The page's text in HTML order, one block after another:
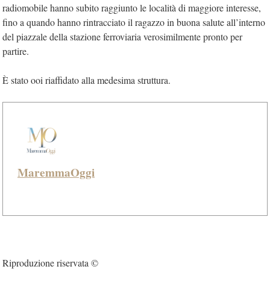
radiomobile hanno subito raggiunto le località di maggiore interesse,
fino a quando hanno rintracciato il ragazzo in buona salute all’interno
del piazzale della stazione ferroviaria verosimilmente pronto per
partire.
È stato ooi riaffidato alla medesima struttura.
MaremmaOggi
Riproduzione riservata ©